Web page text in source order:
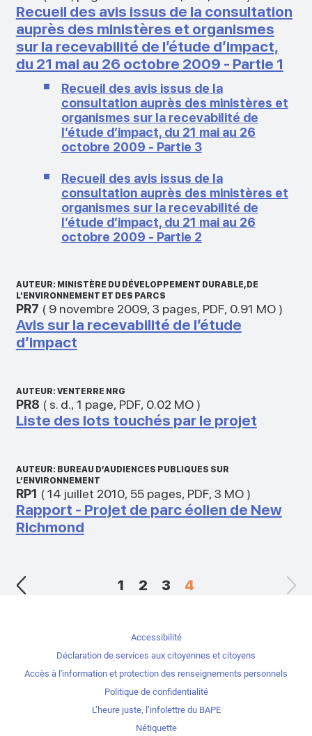
Recueil des avis issus de la consultation
auprès des ministères et organismes
sur la recevabilité de l’étude d’impact,
du 21 mai au 26 octobre 2009 - Partie 1
Recueil des avis issus de la
consultation auprès des ministères et
organismes sur la recevabilité de
l’étude d’impact, du 21 mai au 26
octobre 2009 - Partie 3
Recueil des avis issus de la
consultation auprès des ministères et
organismes sur la recevabilité de
l’étude d’impact, du 21 mai au 26
octobre 2009 - Partie 2
AUTEUR: MINISTÈRE DU DÉVELOPPEMENT DURABLE, DE
L’ENVIRONNEMENT ET DES PARCS
PR7 ( 9 novembre 2009, 3 pages, PDF, 0.91 MO)
Avis sur la recevabilité de l’étude
d’impact
AUTEUR: VENTERRE NRG
PR8 ( s. d., 1 page, PDF, 0.02 MO)
Liste des lots touchés par le projet
AUTEUR: BUREAU D’AUDIENCES PUBLIQUES SUR
L’ENVIRONNEMENT
RP1 (14 juillet 2010, 55 pages, PDF, 3 MO)
Rapport - Projet de parc éolien de New
Richmond
1 2 3 4
Accessibilité
Déclaration de services aux citoyennes et citoyens
Accès à l'information et protection des renseignements personnels
Politique de confidentialité
L’heure juste, l’infolettre du BAPE
Nétiquette